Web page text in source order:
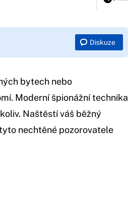
Diskuze
bytech nebo
Moderní špionážní technika
Naštěstí váš běžný
nechtěné pozorovatele